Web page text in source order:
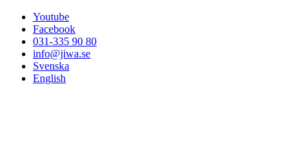
Youtube
Facebook
031-335 90 80
info@jiwa.se
Svenska
English